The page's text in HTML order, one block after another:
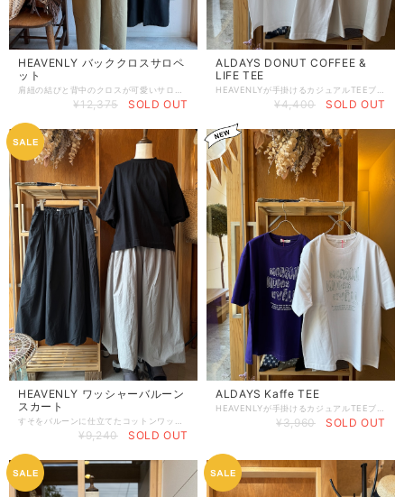
HEAVENLY バッククロスサロペ
ット
¥12,375 SOLD OUT
ALDAYS DONUT COFFEE &
LIFE TEE
¥4,400 SOLD OUT
HEAVENLY ワッシャーバルーン
スカート
¥9,240 SOLD OUT
ALDAYS Kaffe TEE
¥3,960 SOLD OUT